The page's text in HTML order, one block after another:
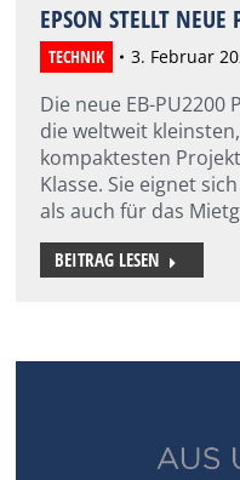
EPSON STELLT NEUE
TECHNIK 3. Februar
Die neue EB-
die weltweit
kompaktesten
Klasse. Sie eignet
als auch für das
BEITRAG LESEN